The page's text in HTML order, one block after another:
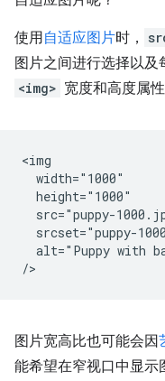
使用自适应图片时，
图片之间进行选择以
<img> 宽度和高度属
<img
  width="1000"
  height="1000"
src="puppy-
srcset="puppy-
alt="Puppy with
图片宽高比也可能会因
能希望在窄视口中显示